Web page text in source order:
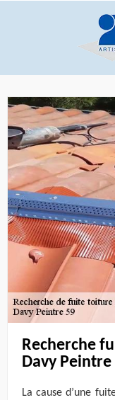
Recherche
Davy Peintre
La cause d’une